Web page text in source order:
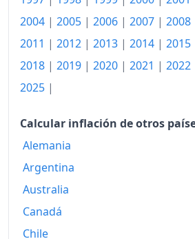
1995
1997
1999
2000
2001
2004 | 2005 | 2006 | 2007 | 2008
2011 | 2012 | 2013 | 2014 | 2015
2018 | 2019 | 2020 | 2021 | 2022
2025 |
Calcular inflación de otros
Alemania
Argentina
Australia
Canadá
Chile